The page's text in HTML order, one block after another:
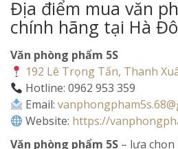
Địa điểm mua văn
chính hãng tại Hà
Văn phòng phẩm 5S
192 Lê Trọng Tấn, Thanh
Hotline: 0962 953 359
Email:
Website: https://
Văn phòng phẩm 5S – lựa chọn